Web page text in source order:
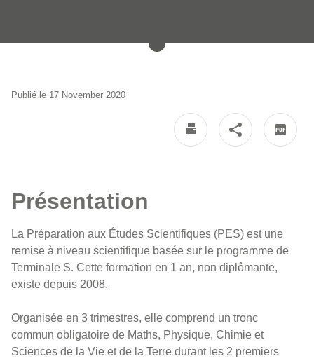
Publié le 17 November 2020
Présentation
La Préparation aux Études Scientifiques (PES) est une
remise à niveau scientifique basée sur le programme de
Terminale S. Cette formation en 1 an, non diplômante,
existe depuis 2008.
Organisée en 3 trimestres, elle comprend un tronc
commun obligatoire de Maths, Physique, Chimie et
Sciences de la Vie et de la Terre durant les 2 premiers